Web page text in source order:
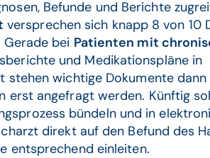
Befunde und Berichte
versprechen sich knapp 8 von 10
Gerade bei Patienten mit
und Medikationspläne in
stehen wichtige Dokumente
erst angefragt werden. Künftig
bündeln und in
direkt auf den Befund des
entsprechend einleiten.